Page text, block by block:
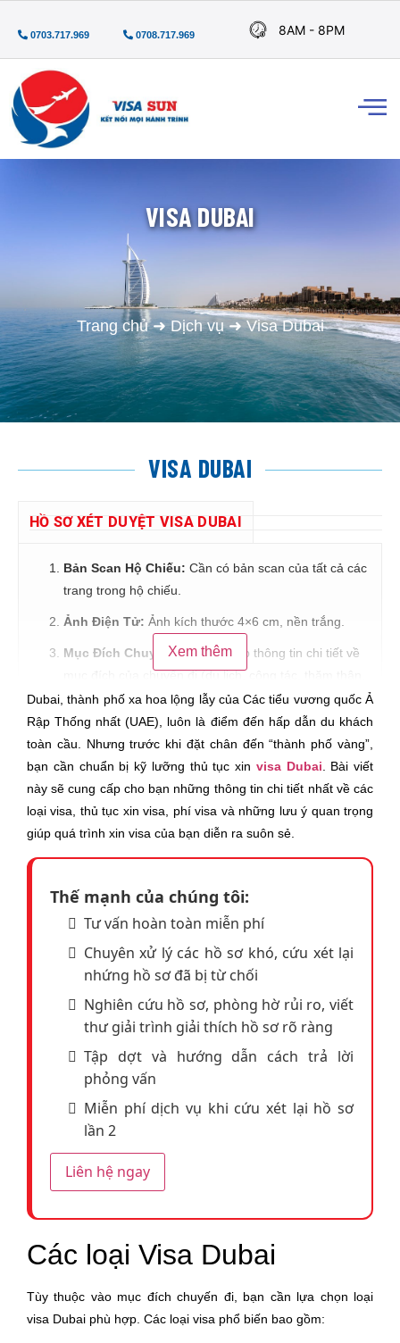
0703.717.969 0708.717.969 8AM - 8PM
VISA DUBAI
Trang chủ➜Dịch vụ➜Visa Dubai
VISA DUBAI
HỒ SƠ XÉT DUYỆT VISA DUBAI
Bản Scan Hộ Chiếu: Cần có bản scan của tất cả các
trang trong hộ chiếu.
Ảnh Điện Tử: Ảnh kích thước 4×6 cm, nền trắng.
Mục Đích Chuyến Đi:Cung cấp thông tin chi tiết về
mục đích của chuyến đi (du lịch, công tác, thăm thân,
v.v.).
Xem thêm
Dubai, thành phố xa hoa lộng lẫy của Các tiểu vương quốc Ả
Rập Thống nhất (UAE), luôn là điểm đến hấp dẫn du khách
toàn cầu. Nhưng trước khi đặt chân đến “thành phố vàng”,
bạn cần chuẩn bị kỹ lưỡng thủ tục xin visa Dubai . Bài viết
này sẽ cung cấp cho bạn những thông tin chi tiết nhất về các
loại visa, thủ tục xin visa, phí visa và những lưu ý quan trọng
giúp quá trình xin visa của bạn diễn ra suôn sẻ.
Thế mạnh của chúng tôi:
Tư vấn hoàn toàn miễn phí
Chuyên xử lý các hồ sơ khó, cứu xét lại
nhứng hồ sơ đã bị từ chối
Nghiên cứu hồ sơ, phòng hờ rủi ro, viết
thư giải trình giải thích hồ sơ rõ ràng
Tập dợt và hướng dẫn cách trả lời
phỏng vấn
Miễn phí dịch vụ khi cứu xét lại hồ sơ
lần 2
Liên hệ ngay
Các loại Visa Dubai
Tùy thuộc vào mục đích chuyến đi, bạn cần lựa chọn loại
visa Dubai phù hợp. Các loại visa phổ biến bao gồm: